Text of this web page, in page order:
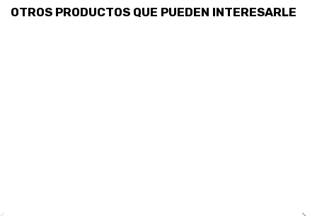
OTROS PRODUCTOS QUE PUEDEN INTERESARLE